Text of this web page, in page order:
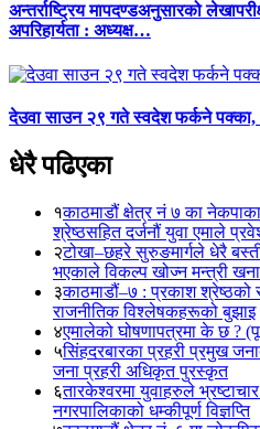
अन्तर्राष्ट्रिय मापदण्डअनुसारको
अपरिहार्यता : अध्यक्ष…
देउवा साउन २९ गते स्वदेश फर्कने
धेरै पढिएका
१काठमाडौं क्षेत्र नं ७ का
श्रेष्ठसहित दर्जनौं युवा एमाले
२टोखा–छहरे सुरुङमार्गले धेरै
भएकाले विकल्प खोज्न मन्त्री
३काठमाडौं–७ : प्रकाश श्रेष्ठको
राजनीतिक विश्लेषकहरूको बुझाइ
४एमालेको घोषणापत्रमा के छ ?
५सिंहदरबारका प्रहरी प्रमुख
जना प्रहरी अधिकृत पुरस्कृत
६तारकेश्वरमा युवाहरुले
नगरपालिकाको धम्कीपूर्ण विज्ञप्ति